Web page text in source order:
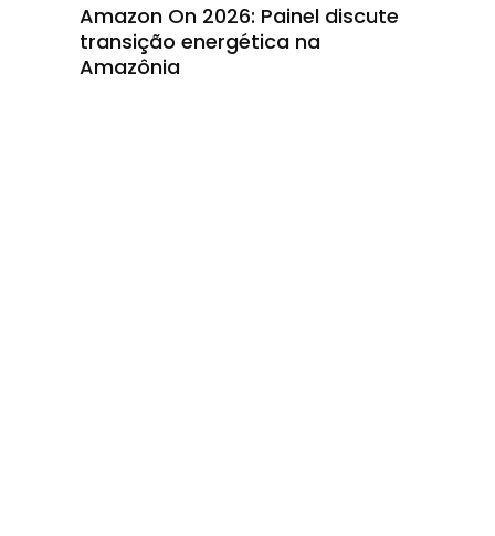
Amazon On 2026: Painel discute
transição energética na
Amazônia